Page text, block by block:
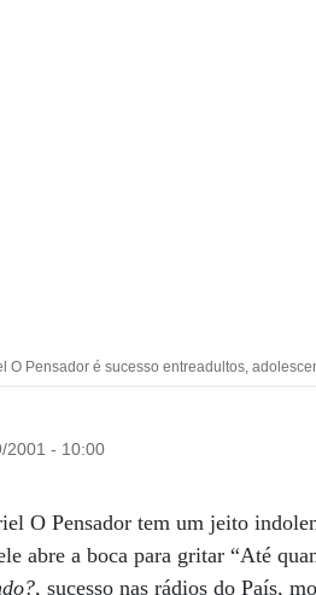
O Pensador é sucesso entreadultos,
2001 - 10:00
O Pensador tem um jeito
abre a boca para gritar “Até
, sucesso nas rádios do País,